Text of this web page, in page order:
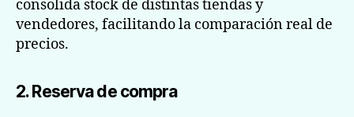
consolida stock de distintas tiendas y
vendedores, facilitando la comparación real de
precios.
2. Reserva de compra